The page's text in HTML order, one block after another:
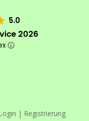
5.0
2026
| Registrierung